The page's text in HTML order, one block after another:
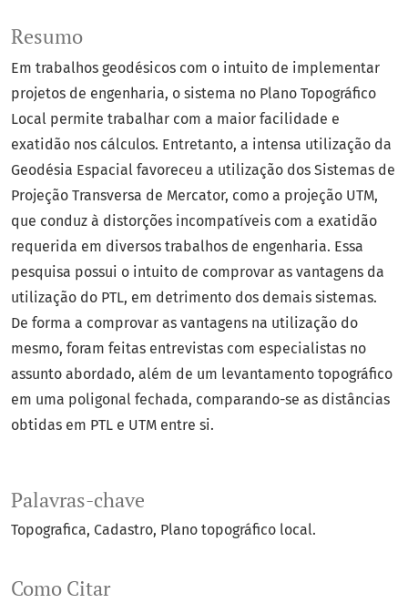
Palavras-chave
Topografica Cadastro Plano topográfico local.
Como Citar
Resumo
Em trabalhos geodésicos com o intuito de implementar
projetos de engenharia, o sistema no Plano Topográfico
Local permite trabalhar com a maior facilidade e
exatidão nos cálculos. Entretanto, a intensa utilização da
Geodésia Espacial favoreceu a utilização dos Sistemas de
Projeção Transversa de Mercator, como a projeção UTM,
que conduz à distorções incompatíveis com a exatidão
requerida em diversos trabalhos de engenharia. Essa
pesquisa possui o intuito de comprovar as vantagens da
utilização do PTL, em detrimento dos demais sistemas.
De forma a comprovar as vantagens na utilização do
mesmo, foram feitas entrevistas com especialistas no
assunto abordado, além de um levantamento topográfico
em uma poligonal fechada, comparando-se as distâncias
obtidas em PTL e UTM entre si.